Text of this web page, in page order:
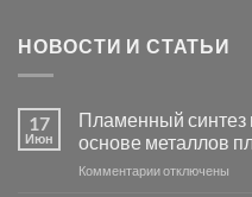
НОВОСТИ И СТАТЬИ
17
Июн
Пламенный синтез
основе металлов
Комментариикотключены